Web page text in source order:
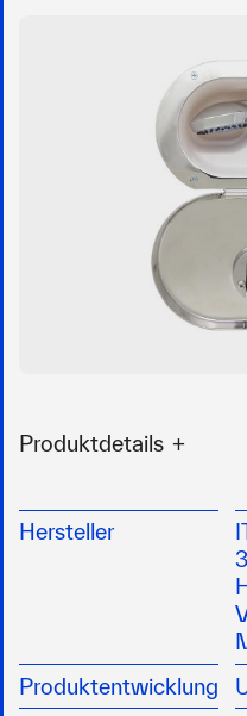
Produktdetails
Kalt/Warmwasser
hochglänzende,
Southco-Verschluß
2,5m
ergonomischer
Hersteller
Produktentwicklung